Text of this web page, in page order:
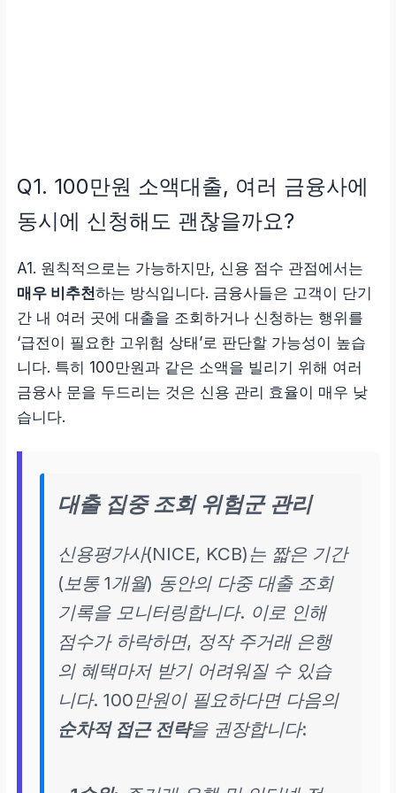
Q1. 100만원 소액대출, 여러 금융사에
동시에 신청해도 괜찮을까요?
A1. 원칙적으로는 가능하지만, 신용 점수 관점에서는
매우 비추천하는 방식입니다. 금융사들은 고객이 단기
간 내 여러 곳에 대출을 조회하거나 신청하는 행위를
‘급전이 필요한 고위험 상태’로 판단할 가능성이 높습
니다. 특히 100만원과 같은 소액을 빌리기 위해 여러
금융사 문을 두드리는 것은 신용 관리 효율이 매우 낮
습니다.
대출 집중 조회 위험군 관리
신용평가사(NICE, KCB)는 짧은 기간
(보통 1개월) 동안의 다중 대출 조회
기록을 모니터링합니다. 이로 인해
점수가 하락하면, 정작 주거래 은행
의 혜택마저 받기 어려워질 수 있습
니다. 100만원이 필요하다면 다음의
순차적 접근 전략을 권장합니다: